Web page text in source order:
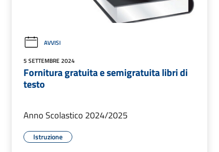
AVVISI
5 SETTEMBRE 2024
Fornitura gratuita e semigratuita libri di
testo
Anno Scolastico 2024/2025
Istruzione